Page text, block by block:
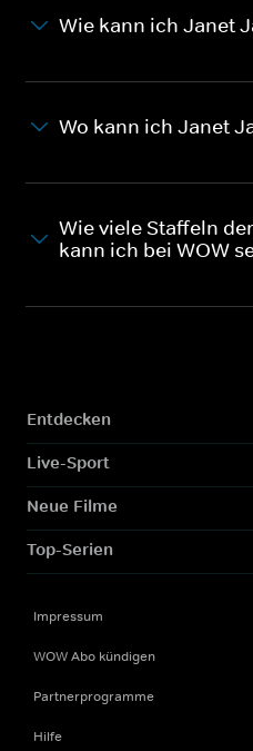
Wie kann ich Janet
Wo kann ich Janet
Wie viele Staffeln
kann ich bei WOW
Entdecken
Live-Sport
Neue Filme
Top-Serien
Impressum
WOW Abo kündigen
Partnerprogramme
Hilfe